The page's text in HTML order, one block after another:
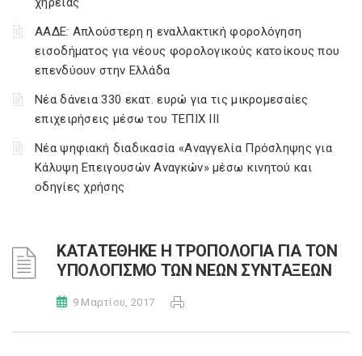
ΑΑΔΕ: Απλούστερη η εναλλακτική φορολόγηση
εισοδήματος για νέους φορολογικούς κατοίκους που
επενδύουν στην Ελλάδα
Νέα δάνεια 330 εκατ. ευρώ για τις μικρομεσαίες
επιχειρήσεις μέσω του ΤΕΠΙΧ ΙΙΙ
Νέα ψηφιακή διαδικασία «Αναγγελία Πρόσληψης για
Κάλυψη Επειγουσών Αναγκών» μέσω κινητού και
οδηγίες χρήσης
ΚΑΤΑΤΕΘΗΚΕ Η ΤΡΟΠΟΛΟΓΙΑ ΓΙΑ ΤΟΝ
ΥΠΟΛΟΓΙΣΜΟ ΤΩΝ ΝΕΩΝ ΣΥΝΤΑΞΕΩΝ
9 Μαρτίου, 2017